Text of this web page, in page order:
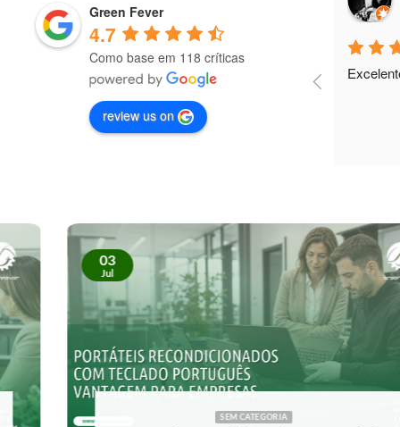
Green Fever
4.7
Como base em 118 críticas
review us on
9 months ago
SEM CATEGORIA
03
Jul